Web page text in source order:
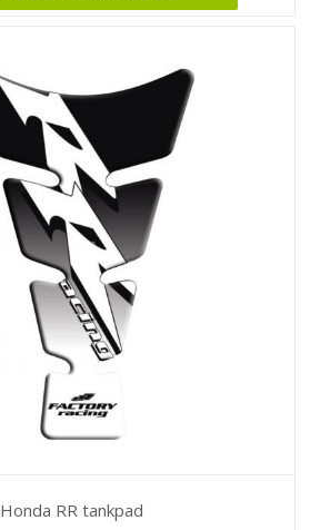
Honda RR tankpad